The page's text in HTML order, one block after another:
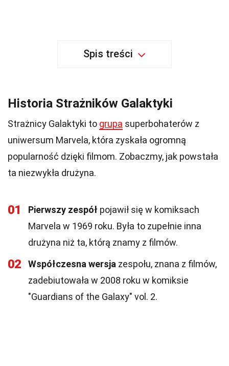
Spis treści
Historia Strażników Galaktyki
Strażnicy Galaktyki to grupa superbohaterów z
uniwersum Marvela, która zyskała ogromną
popularność dzięki filmom. Zobaczmy, jak powstała
ta niezwykła drużyna.
01 Pierwszy zespół pojawił się w komiksach
Marvela w 1969 roku. Była to zupełnie inna
drużyna niż ta, którą znamy z filmów.
02 Współczesna wersja zespołu, znana z filmów,
zadebiutowała w 2008 roku w komiksie
"Guardians of the Galaxy" vol. 2.